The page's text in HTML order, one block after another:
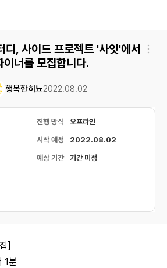
, 사이드 프로젝트 '사잇'에서
이너를 모집합니다.
행복한히뇨2022.08.02
진행 방식 오프라인
시작 예정 2022.08.02
예상 기간 기간 미정
]
1분